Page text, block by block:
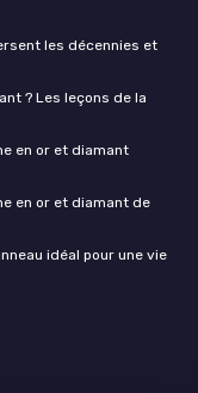
les décennies et
? Les leçons de la
en or et diamant
en or et diamant de
idéal pour une vie